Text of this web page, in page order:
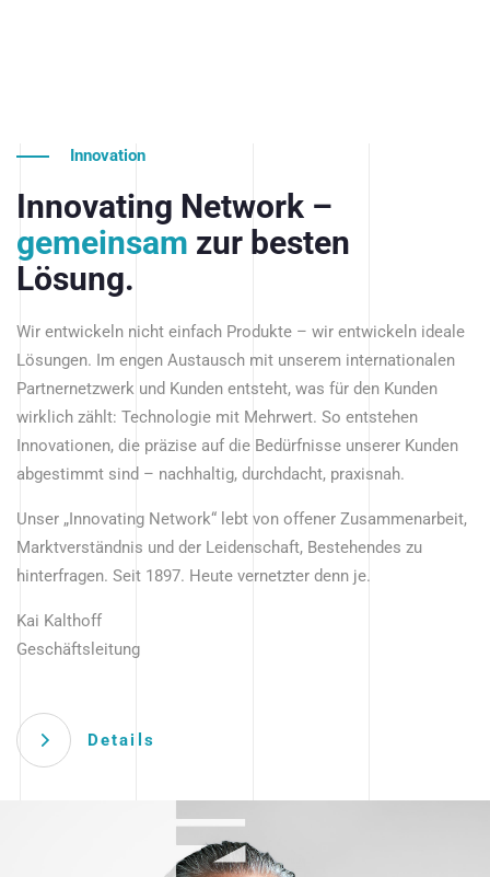
Innovation
Innovating Network –
gemeinsam zur besten
Lösung.
Wir entwickeln nicht einfach Produkte – wir entwickeln ideale
Lösungen. Im engen Austausch mit unserem internationalen
Partnernetzwerk und Kunden entsteht, was für den Kunden
wirklich zählt: Technologie mit Mehrwert. So entstehen
Innovationen, die präzise auf die Bedürfnisse unserer Kunden
abgestimmt sind – nachhaltig, durchdacht, praxisnah.
Unser „Innovating Network“ lebt von offener Zusammenarbeit,
Marktverständnis und der Leidenschaft, Bestehendes zu
hinterfragen. Seit 1897. Heute vernetzter denn je.
Kai Kalthoff
Geschäftsleitung
Details